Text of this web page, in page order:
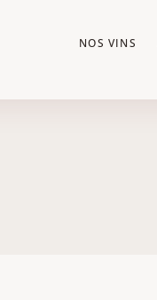
NOS VINS